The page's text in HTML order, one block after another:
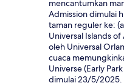
mencantumkan
Admission dimulai
taman reguler ke:
Universal Islands
oleh Universal
cuaca
Universe (Early
dimulai 23/5/2025.